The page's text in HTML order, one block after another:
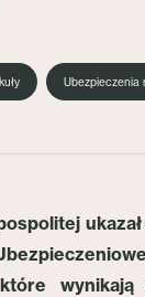
Ubezpieczenia
które